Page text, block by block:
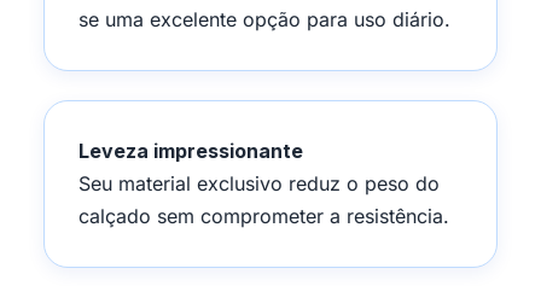
se uma excelente opção para uso diário.
Leveza impressionante
Seu material exclusivo reduz o peso do
calçado sem comprometer a resistência.